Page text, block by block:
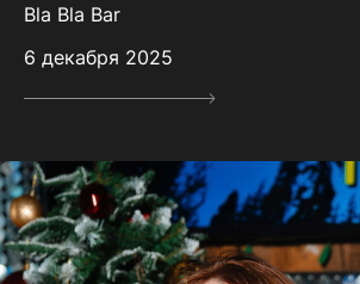
Bla Bla Bar
6 декабря 2025